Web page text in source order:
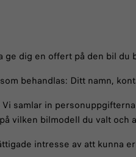
ge dig en offert på den bil du
behandlas: Ditt namn,
samlar in
vilken bilmodell du valt och
intresse av att kunna